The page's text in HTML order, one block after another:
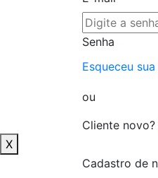
Senha
Esqueceu sua
ou
Cliente novo?
X
Cadastro de